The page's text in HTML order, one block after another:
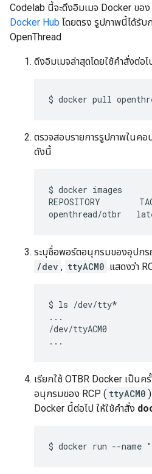
Codelab นี้จะดึงอิมเมจ Docker ของ
Docker Hub โดยตรง รูปภาพนี้ได้รั
OpenThread
ดึงอิมเมจล่าสุดโดยใช้คำสั่งต่อ
ตรวจสอบรายการรูปภาพในคอ
ดังนี้
$ docker images
REPOSITORY
ระบุชื่อพอร์ตอนุกรมของอุปกร
/dev , ttyACM0 แสดงว่า
$ ls /dev/tty*
...
/dev/ttyACM0
เรียกใช้ OTBR Docker เป็น
อนุกรมของ RCP ( ttyACM0
Docker นี้ต่อไป ให้ใช้คำสั่ง